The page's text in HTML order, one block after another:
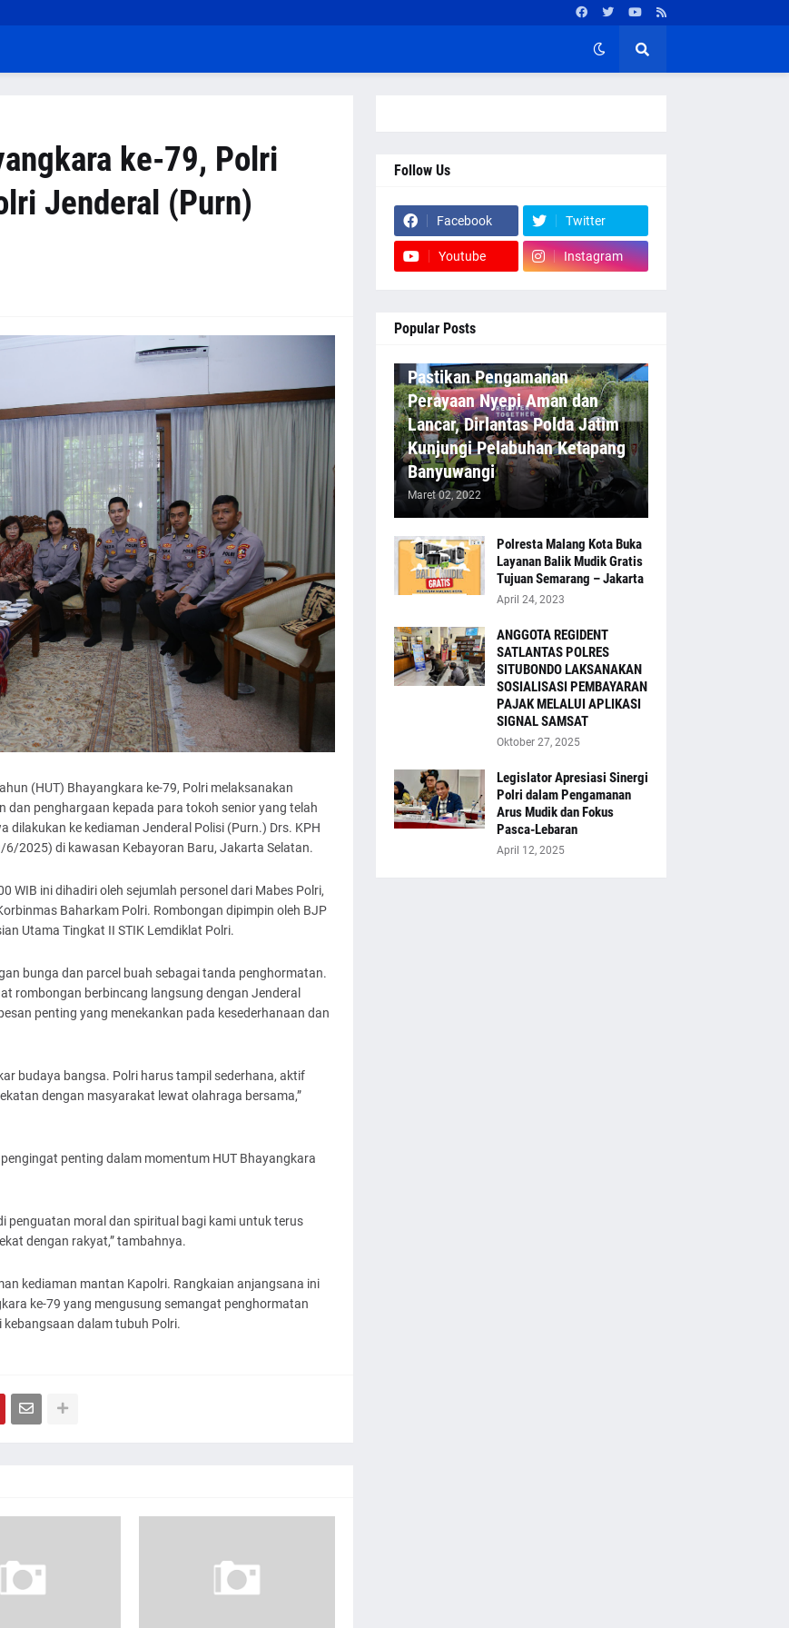
ke-79, Polri
Jenderal (Purn)
(HUT) Bhayangkara ke-79, Polri melaksanakan
penghargaan kepada para tokoh senior yang telah
ke kediaman Jenderal Polisi (Purn.) Drs. KPH
2025) di kawasan Kebayoran Baru, Jakarta Selatan.
WIB ini dihadiri oleh sejumlah personel dari Mabes Polri,
Baharkam Polri. Rombongan dipimpin oleh BJP
Utama Tingkat II STIK Lemdiklat Polri.
bunga dan parcel buah sebagai tanda penghormatan.
rombongan berbincang langsung dengan Jenderal
penting yang menekankan pada kesederhanaan dan
budaya bangsa. Polri harus tampil sederhana, aktif
dengan masyarakat lewat olahraga bersama,”
penting dalam momentum HUT Bhayangkara
penguatan moral dan spiritual bagi kami untuk terus
dengan rakyat,” tambahnya.
kediaman mantan Kapolri. Rangkaian anjangsana ini
ke-79 yang mengusung semangat penghormatan
dalam tubuh Polri.
Follow Us
Facebook Twitter
Youtube Instagram
Popular Posts
Pastikan Pengamanan
Perayaan Nyepi Aman dan
Lancar, Dirlantas Polda Jatim
Kunjungi Pelabuhan Ketapang
Banyuwangi
Maret 02, 2022
Polresta Malang Kota Buka
Layanan Balik Mudik Gratis
Tujuan Semarang – Jakarta
April 24, 2023
ANGGOTA REGIDENT
SATLANTAS POLRES
SITUBONDO LAKSANAKAN
SOSIALISASI PEMBAYARAN
PAJAK MELALUI APLIKASI
SIGNAL SAMSAT
Oktober 27, 2025
Legislator Apresiasi Sinergi
Polri dalam Pengamanan
Arus Mudik dan Fokus
Pasca-Lebaran
April 12, 2025